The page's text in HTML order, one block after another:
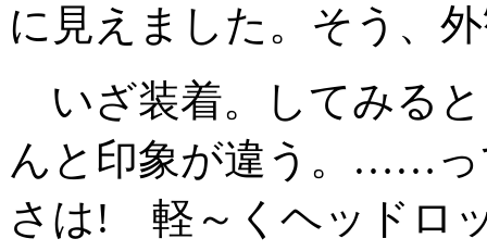
に見えました。そう、
いざ装着。してみる
んと印象が違う。……っ
さは! 軽～くヘッドロ